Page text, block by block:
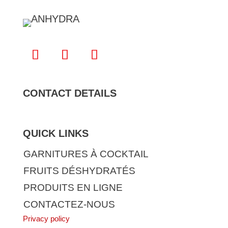
CONTACT DETAILS
QUICK LINKS
GARNITURES À COCKTAIL
FRUITS DÉSHYDRATÉS
PRODUITS EN LIGNE
CONTACTEZ-NOUS
Privacy policy